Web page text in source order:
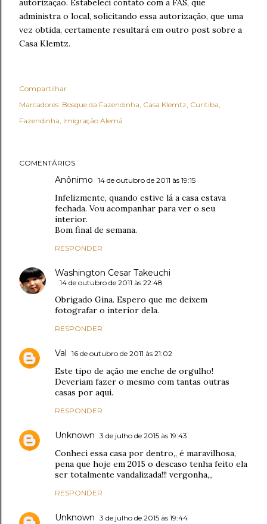
autorização. Estabeleci contato com a FAS, que
administra o local, solicitando essa autorização, que uma
vez obtida, certamente resultará em outro post sobre a
Casa Klemtz.
Compartilhar
Marcadores: Bosque da Fazendinha Casa Klemtz Curitiba
Fazendinha Imigração Alemã
COMENTÁRIOS
Anônimo 14 de outubro de 2011 às 19:15
Infelizmente, quando estive lá a casa estava
fechada. Vou acompanhar para ver o seu
interior.
Bom final de semana.
RESPONDER
Washington Cesar Takeuchi
14 de outubro de 2011 às 22:48
Obrigado Gina. Espero que me deixem
fotografar o interior dela.
RESPONDER
Val 16 de outubro de 2011 às 21:02
Este tipo de ação me enche de orgulho!
Deveriam fazer o mesmo com tantas outras
casas por aqui.
RESPONDER
Unknown 3 de julho de 2015 às 19:43
Conheci essa casa por dentro,, é maravilhosa,
pena que hoje em 2015 o descaso tenha feito ela
ser totalmente vandalizada!!! vergonha,,,
RESPONDER
Unknown 3 de julho de 2015 às 19:44